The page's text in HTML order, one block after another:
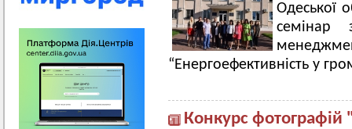
Одеської
семінар
“Енергоефективність у
Конкурс фотографій